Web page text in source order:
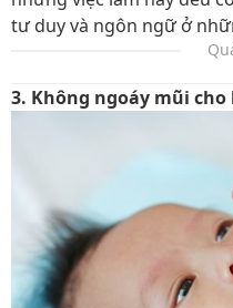
tư duy và ngôn ngữ ở
3. Không ngoáy mũi cho